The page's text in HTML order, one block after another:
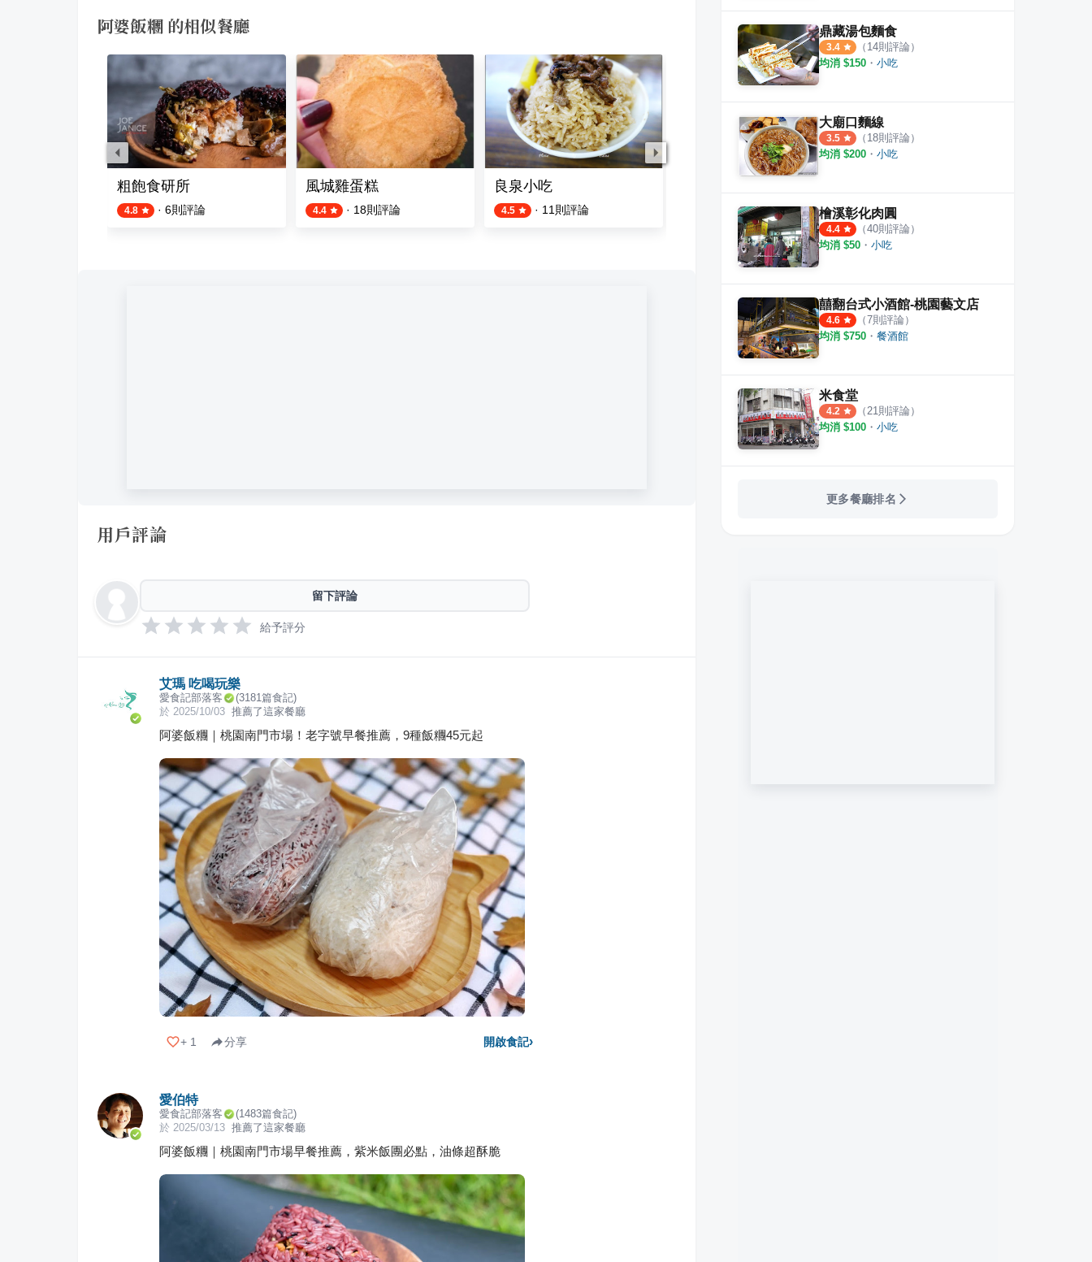
阿婆飯糰 的相似餐廳
粗飽食研所
4.8 · 6則評論
風城雞蛋糕
4.4 · 18則評論
良泉小吃
4.5 · 11 則評論 7則評論
用戶評論
留下評論
給予評分
艾瑪 吃喝玩樂
愛食記部落客 (3181篇食記)
於 2025/10/03 推薦了這家餐廳
阿婆飯糰｜桃園南門市場！老字號早餐推薦，9種飯糰45元起
+ 1 分享 開啟食記›
愛伯特
愛食記部落客 (1483篇食記)
於 2025/03/13 推薦了這家餐廳
阿婆飯糰｜桃園南門市場早餐推薦，紫米飯團必點，油條超酥脆
鼎藏湯包麵食
3.4 （ 14則評論）
均消 $150 ・ 小吃
大廟口麵線
3.5 （ 18則評論）
均消 $200 ・ 小吃
檜溪彰化肉圓
4.4 （40則評論）
均消 $50 ・ 小吃
囍翻台式小酒館-桃園藝文店
4.6 （7則評論）
均消 $750 ・ 餐酒館
米食堂
4.2 （ 21 則評論）
均消 $100 ・ 小吃
更多餐廳排名